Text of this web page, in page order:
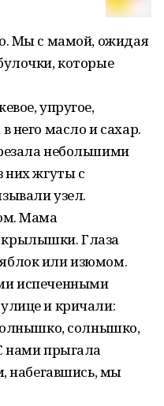
Мы с мамой, ожидая
которые
упругое,
него масло и сахар.
небольшими
них жгуты с
узел.
Мама
Глаза
или изюмом.
испеченными
и кричали:
солнышко,
нами прыгала
набегавшись, мы